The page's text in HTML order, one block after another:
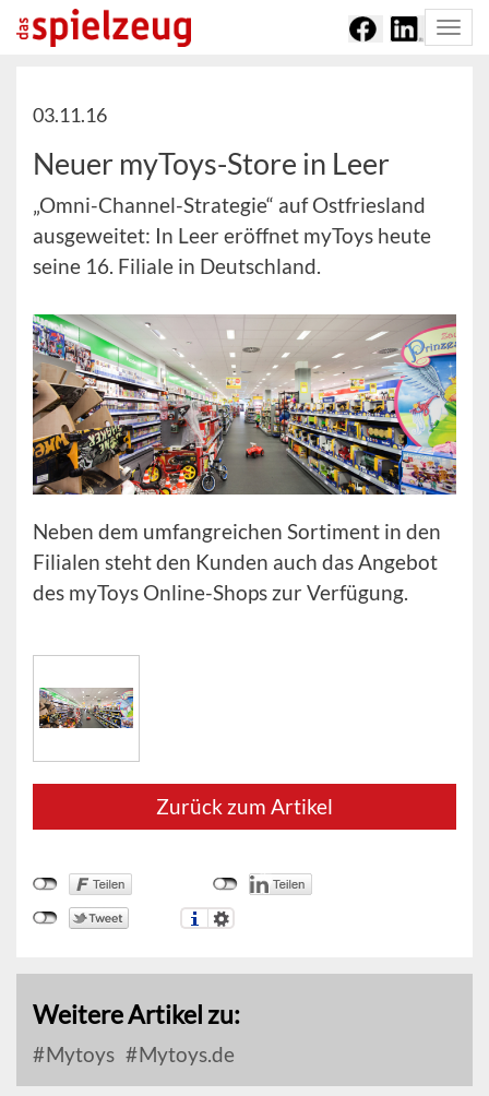
03.11.16
Neuer myToys-Store in Leer
„Omni-Channel-Strategie“ auf Ostfriesland
ausgeweitet: In Leer eröffnet myToys heute
seine 16. Filiale in Deutschland.
Neben dem umfangreichen Sortiment in den
Filialen steht den Kunden auch das Angebot
des myToys Online-Shops zur Verfügung.
Zurück zum Artikel
Weitere Artikel zu:
Mytoys Mytoys.de